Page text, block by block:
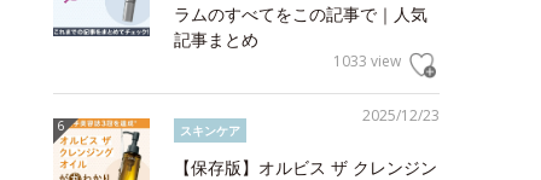
ラムのすべてをこの記事で｜人気
記事まとめ
1033 view
2025/12/23
スキンケア
【保存版】オルビス ザ クレンジン